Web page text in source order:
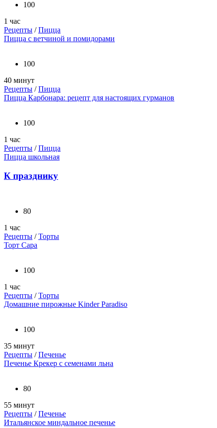
100
1 час
Рецепты /Пицца
Пицца с ветчиной и помидорами
100
40 минут
Рецепты /Пицца
Пицца Карбонара: рецепт для настоящих гурманов
100
1 час
Рецепты /Пицца
Пицца школьная
К празднику
80
1 час
Рецепты /Торты
Торт Сара
100
1 час
Рецепты /Торты
Домашние пирожные Kinder Paradiso
100
35 минут
Рецепты /Печенье
Печенье Крекер с семенами льна
80
55 минут
Рецепты /Печенье
Итальянское миндальное печенье